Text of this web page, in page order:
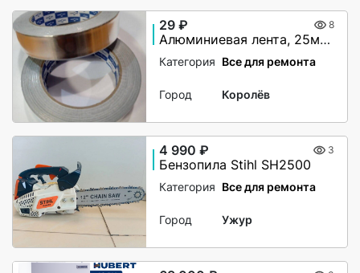
29 ₽ 8
Алюминиевая лента, 25мм х 40М, 50 мкм, без и/у, Klebebander
Категория Все для ремонта
Город Королёв
4 990 ₽ 3
Бензопила Stihl SH2500
Категория Все для ремонта
Город Ужур